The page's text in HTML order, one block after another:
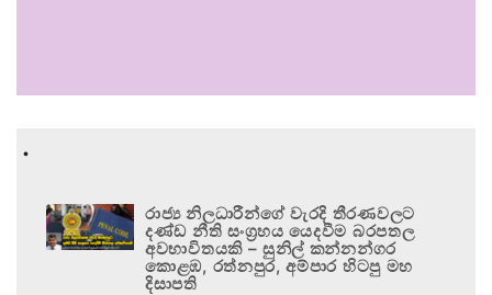
.
රාජ්‍ය නිලධාරීන්ගේ වැරදි තීරණවලට
දණ්ඩ නීති සංග්‍රහය යෙදවීම බරපතල
අවභාවිතයකි – සුනිල් කන්නන්ගර
කොළඹ, රත්නපුර, අම්පාර හිටපු මහ
දිසාපති